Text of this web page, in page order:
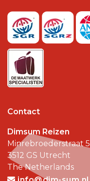
Contact
Dimsum Reizen
Minrebroederstraat 5
3512 GS Utrecht
The Netherlands